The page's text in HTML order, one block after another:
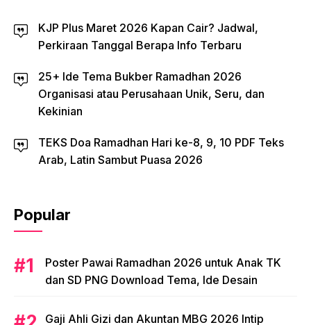
KJP Plus Maret 2026 Kapan Cair? Jadwal,
Perkiraan Tanggal Berapa Info Terbaru
25+ Ide Tema Bukber Ramadhan 2026
Organisasi atau Perusahaan Unik, Seru, dan
Kekinian
TEKS Doa Ramadhan Hari ke-8, 9, 10 PDF Teks
Arab, Latin Sambut Puasa 2026
Popular
Poster Pawai Ramadhan 2026 untuk Anak TK
dan SD PNG Download Tema, Ide Desain
Gaji Ahli Gizi dan Akuntan MBG 2026 Intip